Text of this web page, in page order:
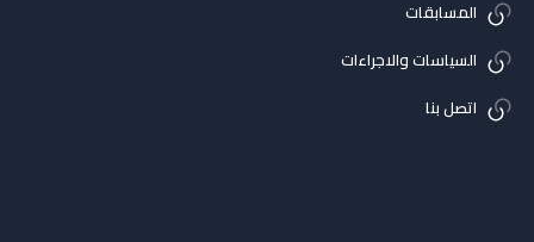
المسابقات
السياسات والاجراءات
اتصل بنا